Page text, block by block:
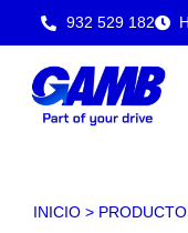
932 529 182
INICIO >